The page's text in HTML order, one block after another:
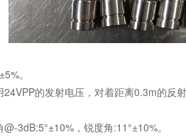
。
的发射电压，对着距离0.3m的反
3dB:5°±10%，锐度角:11°±10%。